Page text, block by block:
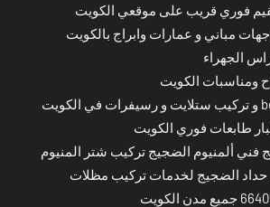
فوري قريب على موقعي الكويت
مباني و عمارات وابراج بالكويت
الجهراء
ومناسبات الكويت
طابعات فوري الكويت
فني ألمنيوم الضجيج تركيب شتر المنيوم
حداد الضجيج لخدمات تركيب مظلات